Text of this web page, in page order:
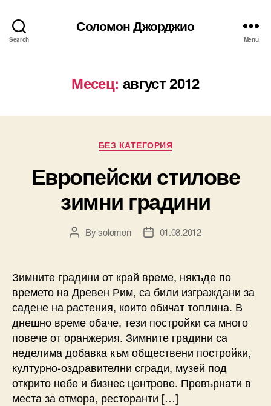
Search
Соломон Джорджио
Menu
Месец: август 2012
Categories
БЕЗ КАТЕГОРИЯ
Европейски стилове
зимни градини
PostBysolomon
Post01.08.2012
Зимните градини от край време, някъде по
времето на Древен Рим, са били изграждани за
садене на растения, които обичат топлина. В
днешно време обаче, тези постройки са много
повече от оранжерия. Зимните градини са
неделима добавка към обществени постройки,
културно-оздравителни сгради, музей под
открито небе и бизнес центрове. Превърнати в
места за отмора, ресторанти […]